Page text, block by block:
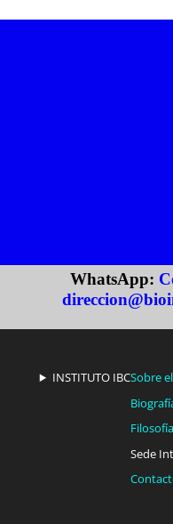
WhatsApp:
INSTITUTO IBCSobre
Sede